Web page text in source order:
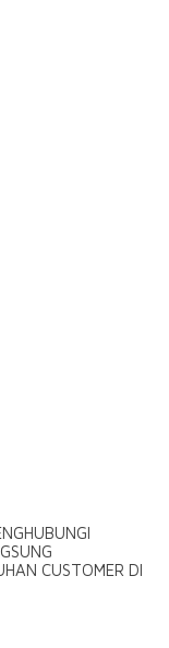
CUSTOMER DI